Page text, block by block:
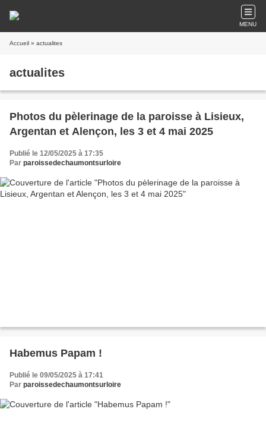
MENU
Accueil » actualites
actualites
Photos du pèlerinage de la paroisse à Lisieux,
Argentan et Alençon, les 3 et 4 mai 2025
Publié le 12/05/2025 à 17:35
Par paroissedechaumontsurloire
Habemus Papam !
Publié le 09/05/2025 à 17:41
Par paroissedechaumontsurloire